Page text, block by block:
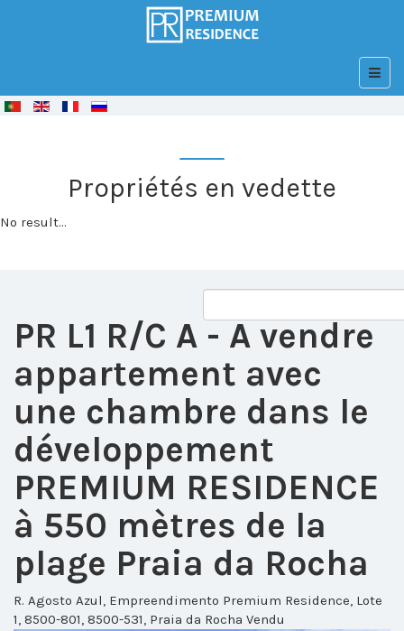
© FreeJoomla! 3 Modules
Propriétés en vedette
No result...
PR L1 R/C A - A vendre
appartement avec
une chambre dans le
développement
PREMIUM RESIDENCE
à 550 mètres de la
plage Praia da Rocha
R. Agosto Azul, Empreendimento Premium Residence, Lote
1, 8500-801, 8500-531, Praia da Rocha Vendu